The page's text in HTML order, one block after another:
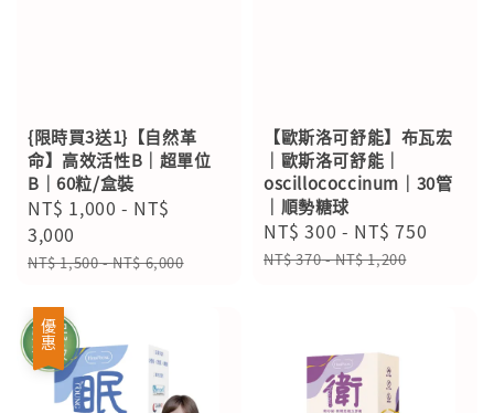
{限時買3送1}【自然革
命】高效活性B｜超單位
B｜60粒/盒裝
Sale
price
NT$ 1,000 - NT$
3,000
Regular
NT$ 1,500-NT$ 6,000
【歐斯洛可舒能】布瓦宏
｜歐斯洛可舒能｜
oscillococcinum｜30管
｜順勢糖球
Sale
price
NT$ 300 - NT$ 750
NT$ 370-NT$ 1,200
優惠